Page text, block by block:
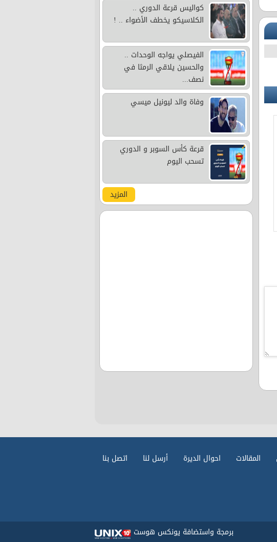
كواليس قرعة الدوري ..
الكلاسيكو يخطف الأضواء .. !
الفيصلي يواجه الوحدات ..
والحسين يلاقي الرمثا في
نصف...
وفاة والد ليونيل ميسي
قرعة كأس السوبر و الدوري
تسحب اليوم
المزيد
المقالات احوال الديرة أرسل لنا اتصل بنا
برمجة واستضافة يونكس هوست